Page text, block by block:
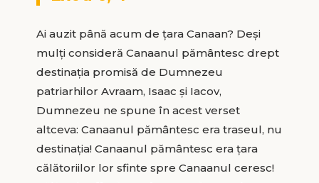
Ai auzit până acum de țara Canaan? Deși
mulți consideră Canaanul pământesc drept
destinația promisă de Dumnezeu
patriarhilor Avraam, Isaac și Iacov,
Dumnezeu ne spune în acest verset
altceva: Canaanul pământesc era traseul, nu
destinația! Canaanul pământesc era țara
călătoriilor lor sfinte spre Canaanul ceresc!